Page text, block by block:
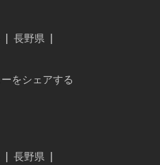
長野県
をシェアする
長野県